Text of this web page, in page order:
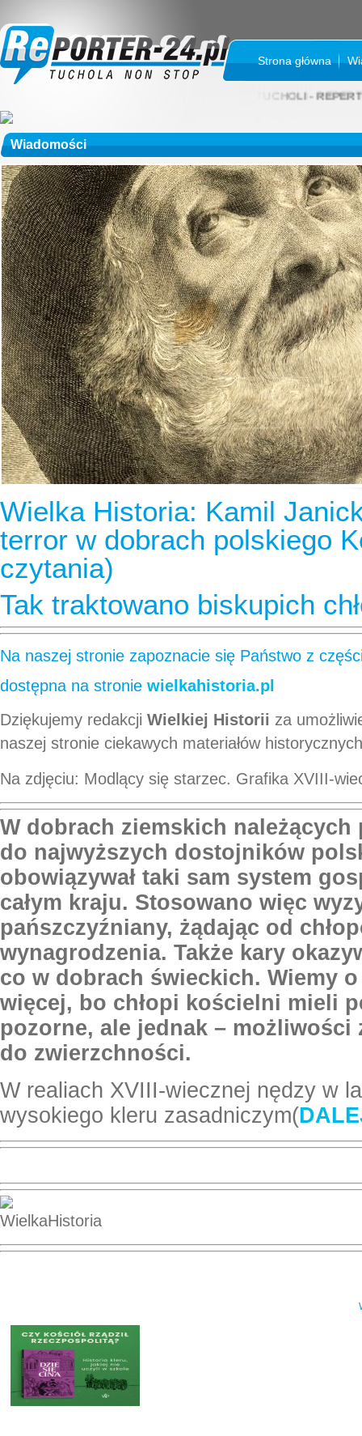
Strona główna
KINO SOKÓŁ W TUCHOLI -
Wiadomości
Wielka Historia: Kamil
terror w dobrach polskiego
czytania)
Tak traktowano biskupich
Na naszej stronie zapoznacie się Państwo z
dostępna na stronie wielkahistoria.pl
Dziękujemy redakcji Wielkiej Historii za
naszej stronie ciekawych materiałów
Na zdjęciu: Modlący się starzec. Grafika XVIII-
W dobrach ziemskich
do najwyższych dostojników
obowiązywał taki sam system
całym kraju. Stosowano więc
pańszczyźniany, żądając od
wynagrodzenia. Także kary
co w dobrach świeckich. Wiemy
więcej, bo chłopi kościelni mieli
pozorne, ale jednak – możliwości
do zwierzchności.
W realiach XVIII-wiecznej nędzy w
wysokiego kleru zasadniczym(